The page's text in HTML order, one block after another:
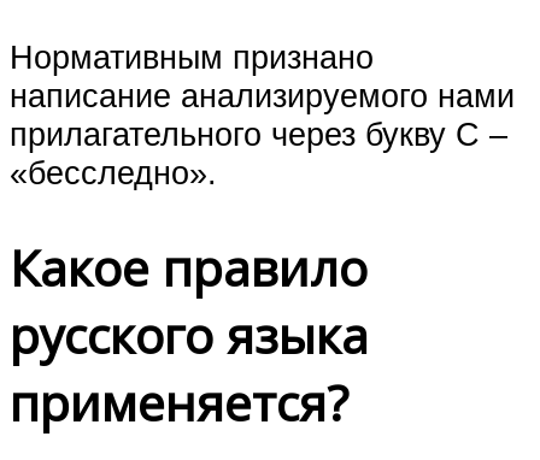
Нормативным признано
написание анализируемого нами
прилагательного через букву С –
«бесследно».
Какое правило
русского языка
применяется?